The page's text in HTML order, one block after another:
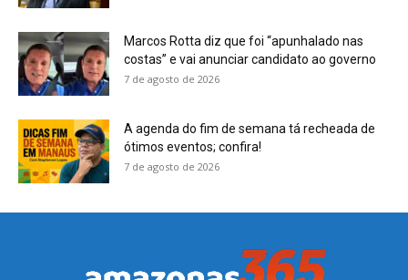
Marcos Rotta diz que foi “apunhalado nas
costas” e vai anunciar candidato ao governo
7 de agosto de 2026
A agenda do fim de semana tá recheada de
ótimos eventos; confira!
7 de agosto de 2026